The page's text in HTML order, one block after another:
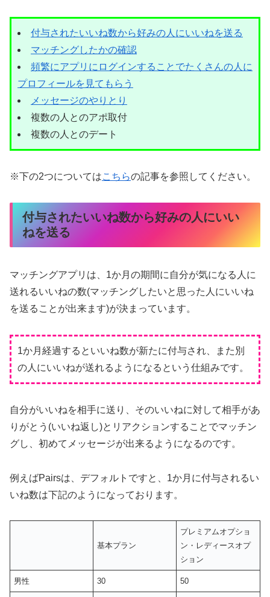
付与されたいいね数から好みの人にいいねを送る
マッチングしたかの確認
頻繁にアプリにログインすることでたくさんの人に
プロフィールを見てもらう
メッセージのやりとり
複数の人とのアポ取付
複数の人とのデート
※下の2つについてはこちらの記事を参照してください。
付与されたいいね数から好みの人にいい
ねを送る
マッチングアプリは、1か月の期間に自分が気になる人に
送れるいいねの数(マッチングしたいと思った人にいいね
を送ることが出来ます)が決まっています。
1か月経過するといいね数が新たに付与され、また別
の人にいいねが送れるようになるという仕組みです。
自分がいいねを相手に送り、そのいいねに対して相手があ
りがとう(いいね返し)とリアクションすることでマッチン
グし、初めてメッセージが出来るようになるのです。
例えばPairsは、デフォルトですと、1か月に付与されるい
いね数は下記のようになっております。
基本プラン
プレミアムオプショ
ン・レディースオプ
ション
男性 30 50